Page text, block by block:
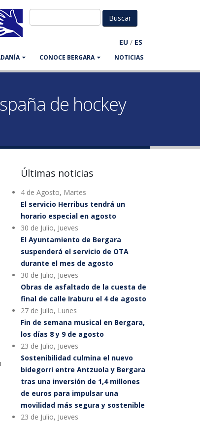
EU / ES
CONOCE BERGARA NOTICIAS
de hockey
Últimas noticias
4 de Agosto, Martes
El servicio Herribus tendrá un
horario especial en agosto
30 de Julio, Jueves
El Ayuntamiento de Bergara
suspenderá el servicio de OTA
durante el mes de agosto
30 de Julio, Jueves
Obras de asfaltado de la cuesta de
final de calle Iraburu el 4 de agosto
27 de Julio, Lunes
Fin de semana musical en Bergara,
los días 8 y 9 de agosto
23 de Julio, Jueves
Sostenibilidad culmina el nuevo
bidegorri entre Antzuola y Bergara
tras una inversión de 1,4 millones
de euros para impulsar una
movilidad más segura y sostenible
23 de Julio, Jueves